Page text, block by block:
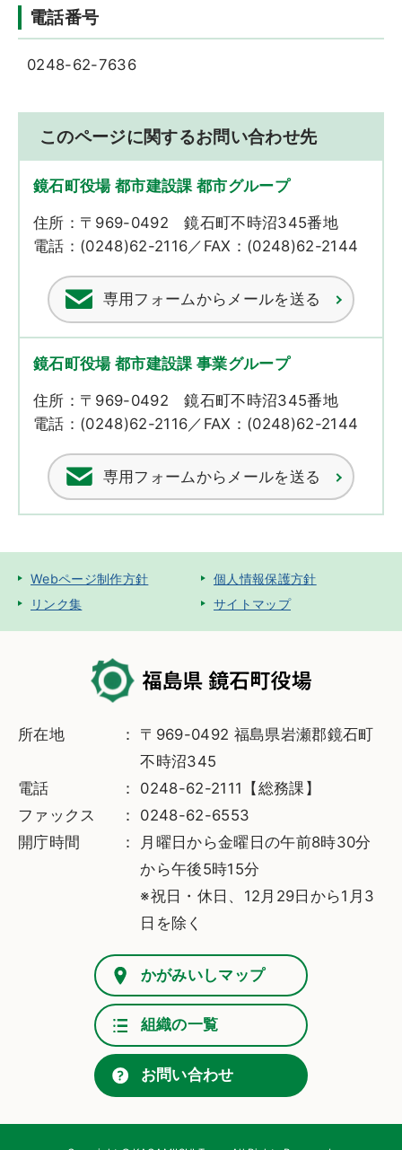
電話番号
0248-62-7636
このページに関するお問い合わせ先
鏡石町役場 都市建設課 都市グループ
住所：〒969-0492 鏡石町不時沼345番地
電話：(0248)62-2116／FAX：(0248)62-2144
専用フォームからメールを送る
鏡石町役場 都市建設課 事業グループ
住所：〒969-0492 鏡石町不時沼345番地
電話：(0248)62-2116／FAX：(0248)62-2144
専用フォームからメールを送る
Webページ制作方針
個人情報保護方針
リンク集
サイトマップ
所在地
〒969-0492 福島県岩瀬郡鏡石町
不時沼345
電話
0248-62-2111【総務課】
ファックス
0248-62-6553
開庁時間
月曜日から金曜日の午前8時30分
から午後5時15分
※祝日・休日、12月29日から1月3
日を除く
かがみいしマップ
組織の一覧
お問い合わせ